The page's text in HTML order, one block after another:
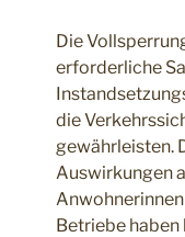
Die
erforderliche
die
gewährleisten.
Auswirkungen
Betriebe haben